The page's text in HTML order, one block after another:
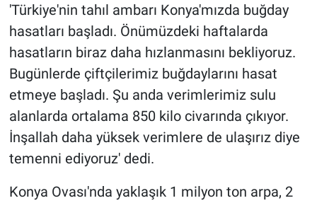
'Türkiye'nin tahıl ambarı Konya'mızda buğday
hasatları başladı. Önümüzdeki haftalarda
hasatların biraz daha hızlanmasını bekliyoruz.
Bugünlerde çiftçilerimiz buğdaylarını hasat
etmeye başladı. Şu anda verimlerimiz sulu
alanlarda ortalama 850 kilo civarında çıkıyor.
İnşallah daha yüksek verimlere de ulaşırız diye
temenni ediyoruz' dedi.
Konya Ovası'nda yaklaşık 1 milyon ton arpa, 2